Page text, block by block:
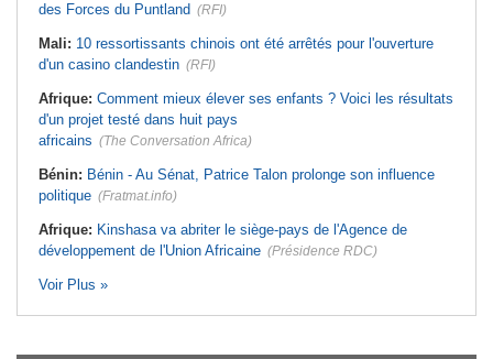
des Forces du Puntland (RFI)
Mali: 10 ressortissants chinois ont été arrêtés pour l'ouverture
d'un casino clandestin (RFI)
Afrique: Comment mieux élever ses enfants ? Voici les résultats
d'un projet testé dans huit pays
africains (The Conversation Africa)
Bénin: Bénin - Au Sénat, Patrice Talon prolonge son influence
politique (Fratmat.info)
Afrique: Kinshasa va abriter le siège-pays de l'Agence de
développement de l'Union Africaine (Présidence RDC)
Voir Plus »